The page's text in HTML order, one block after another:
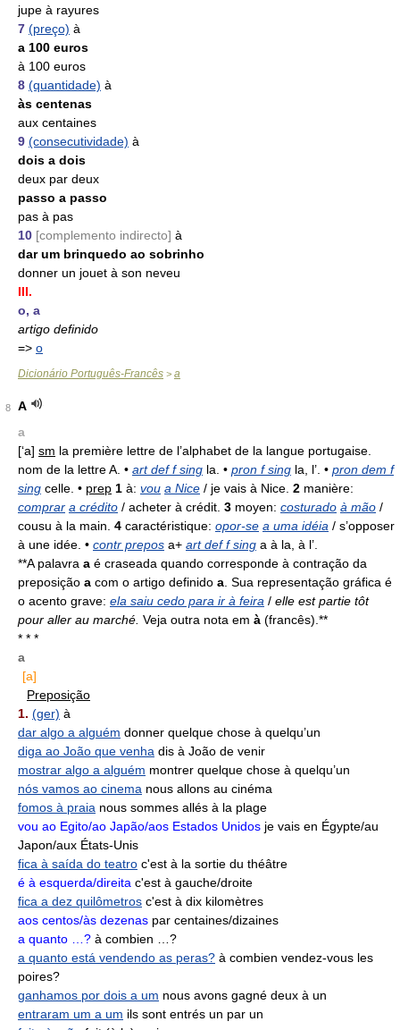
jupe à rayures
7 (preço) à
a 100 euros
à 100 euros
8 (quantidade) à
às centenas
aux centaines
9 (consecutividade) à
dois a dois
deux par deux
passo a passo
pas à pas
10 [complemento indirecto] à
dar um brinquedo ao sobrinho
donner un jouet à son neveu
III.
o, a
artigo definido
=> o
Dicionário Português-Francês > a
8
A
a
[‘a] sm la première lettre de l’alphabet de la langue portugaise.
nom de la lettre A. • art def f sing la. • pron f sing la, l’. • pron dem f
sing celle. • prep 1 à: vou a Nice / je vais à Nice. 2 manière:
comprar a crédito / acheter à crédit. 3 moyen: costurado à mão /
cousu à la main. 4 caractéristique: opor-se a uma idéia / s’opposer
à une idée. • contr prepos a+ art def f sing a à la, à l’.
**A palavra a é craseada quando corresponde à contração da
preposição a com o artigo definido a. Sua representação gráfica é
o acento grave: ela saiu cedo para ir à feira / elle est partie tôt
pour aller au marché. Veja outra nota em à (francês).**
* * *
a
[a]
Preposição
1. (ger) à
dar algo a alguém donner quelque chose à quelqu’un
diga ao João que venha dis à João de venir
mostrar algo a alguém montrer quelque chose à quelqu’un
nós vamos ao cinema nous allons au cinéma
fomos à praia nous sommes allés à la plage
vou ao Egito/ao Japão/aos Estados Unidos je vais en Égypte/au
Japon/aux États-Unis
fica à saída do teatro c'est à la sortie du théâtre
é à esquerda/direita c'est à gauche/droite
fica a dez quilômetros c'est à dix kilomètres
aos centos/às dezenas par centaines/dizaines
a quanto …? à combien …?
a quanto está vendendo as peras? à combien vendez-vous les
poires?
ganhamos por dois a um nous avons gagné deux à un
entraram um a um ils sont entrés un par un